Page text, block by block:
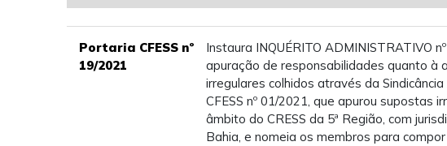
Portaria CFESS nº
19/2021
Instaura INQUÉRITO ADMINISTRATIVO
apuração de responsabilidades quanto à
irregulares colhidos através da
CFESS nº 01/2021, que apurou supostas
âmbito do CRESS da 5ª Região, com
Bahia, e nomeia os membros para